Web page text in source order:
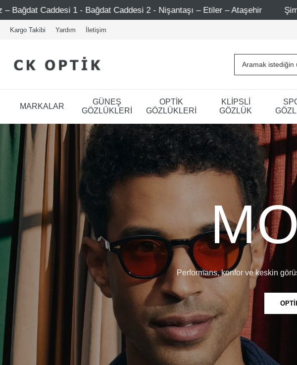
Bağdat Caddesi 2 - Nişantaşı – Etiler – Ataşehir Şimdi Üye ol ! 5000 TL
Kargo Takibi Yardım İletişim
MARKALAR
GÜNEŞ
GÖZLÜKLERİ
OPTİK
GÖZLÜKLERİ
KLİPSLİ
GÖZLÜK
Performans, konfor ve keskin